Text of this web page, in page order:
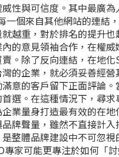
性與可信度。其中最廣
個來自其他網站的連結
越重，對於排名的提升
的意見領袖合作，在權
。除了反向連結，在地
的企業，就必須妥善經
意的客戶留下正面評論
選。在這種情況下，尋求
業量身打造最有效的在
牌聲量，雖然不直接計
整體品牌建設中不可忽
家可能更專注於如何「